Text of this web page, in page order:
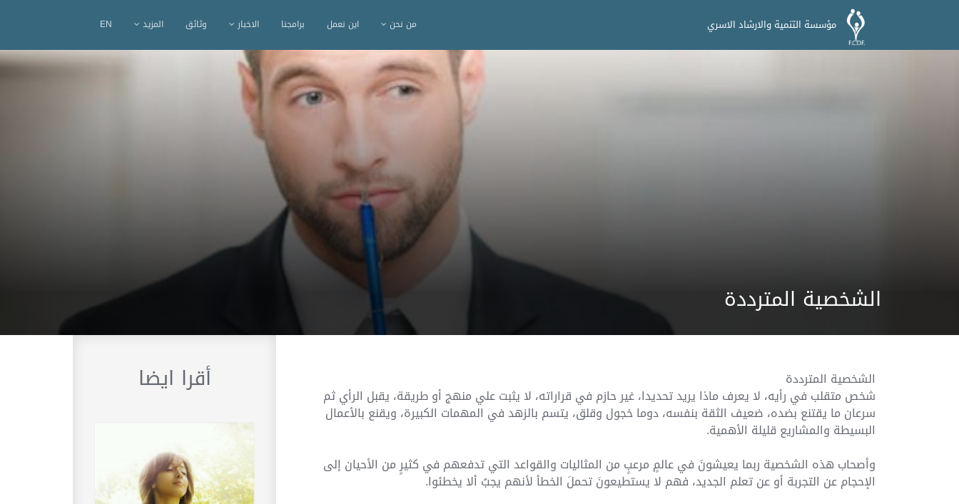
مؤسسة التنمية والارشاد الاسري من نحن اين نعمل برامجنا الاخبار وثائق المزيد EN
الشخصية المترددة
الشخصية المترددة
شخص متقلب في رأيه، لا يعرف ماذا يريد تحديدا، غير حازم في قراراته، لا يثبت علي منهج أو طريقة، يقبل الرأي ثم
سرعان ما يقتنع بضده، ضعيف الثقة بنفسه، دوما خجول وقلق، يتسم بالزهد في المهمات الكبيرة، ويقنع بالأعمال
البسيطة والمشاريع قليلة الأهمية.
وأصحاب هذه الشخصية ربما يعيشونَ في عالمٍ مرعبٍ من المثاليات والقواعد التي تدفعهم في كثيرٍ من الأحيان إلى
الإحجام عن التجربة أو عن تعلم الجديد، فهم لا يستطيعونَ تحملَ الخطأ لأنهم يجبُ ألا يخطئوا.
أقرا ايضا